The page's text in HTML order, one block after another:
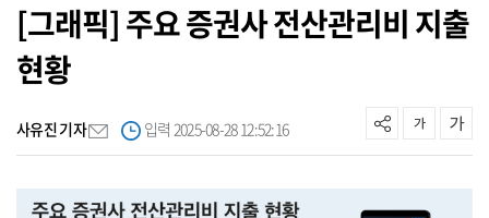
[그래픽] 주요 증권사 전산관리비 지출
현황
사유진 기자 입력 2025-08-28 12:52:16